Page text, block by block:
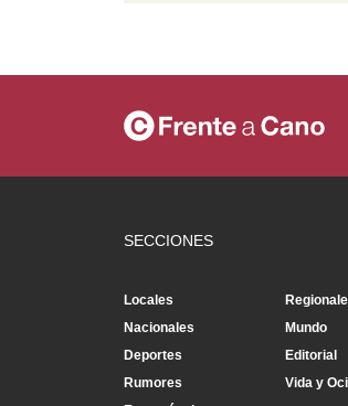
SECCIONES
Locales
Nacionales
Mundo
Deportes
Editorial
Rumores
Vida y